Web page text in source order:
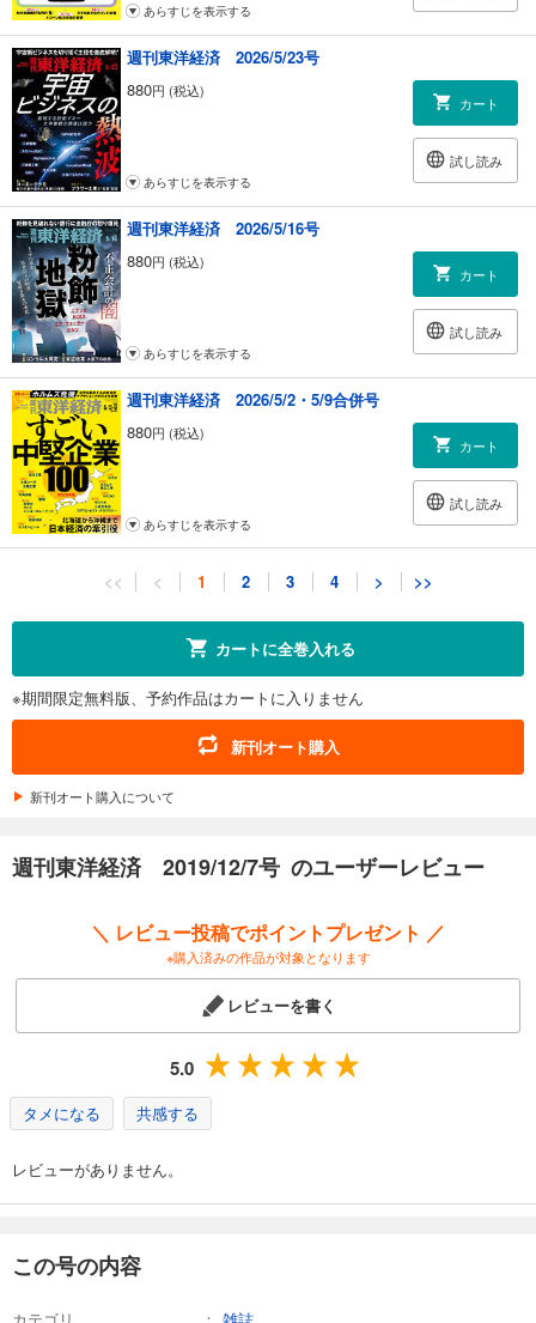
あらすじを表示する
週刊東洋経済 2026/5/23号
880円 (税込)
カート
試し読み
あらすじを表示する
週刊東洋経済 2026/5/16号
880円 (税込)
カート
試し読み
あらすじを表示する
週刊東洋経済 2026/5/2・5/9合併号
880円 (税込)
カート
試し読み
あらすじを表示する
週刊東洋経済 2026/4/18・4/25合併号
試し読み
あらすじを表示する
週刊東洋経済 2026/4/11号
880円 (税込)
あらすじを表示する
880 円 (税込)
あらすじを表示する
週刊東洋経済 2026/3/28号
880円 (税込)
あらすじを表示する
週刊東洋経済 2026/3/14・3/21合併号
<< < 1 2 3 4 > >>
カートに全巻入れる
※期間限定無料版、予約作品はカートに入りません
新刊オート購入
新刊オート購入について
週刊東洋経済 2019/12/7号 のユーザーレビュー
＼ レビュー投稿でポイントプレゼント ／
※購入済みの作品が対象となります
レビューを書く
5.0
タメになる 共感する
レビューがありません。
この号の内容
カテゴリ 雑誌